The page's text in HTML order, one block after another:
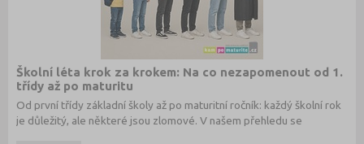
Školní léta krok za krokem: Na co nezapomenout od 1.
třídy až po maturitu
Od první třídy základní školy až po maturitní ročník: každý školní rok
je důležitý, ale některé jsou zlomové. V našem přehledu se